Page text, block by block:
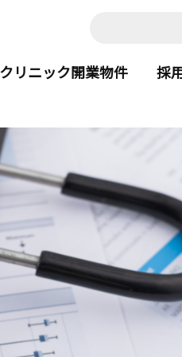
クリニック開業物件 採